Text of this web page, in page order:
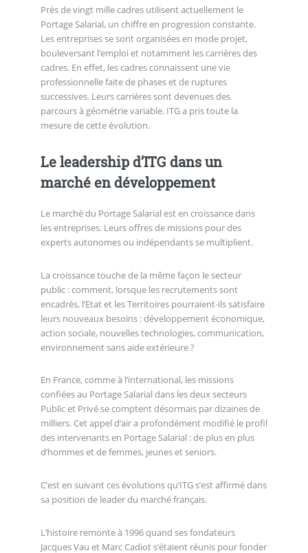
Près de vingt mille cadres utilisent actuellement le
Portage Salarial, un chiffre en progression constante.
Les entreprises se sont organisées en mode projet,
bouleversant l’emploi et notamment les carrières des
cadres. En effet, les cadres connaissent une vie
professionnelle faite de phases et de ruptures
successives. Leurs carrières sont devenues des
parcours à géométrie variable. ITG a pris toute la
mesure de cette évolution.
Le leadership d’ITG dans un
marché en développement
Le marché du Portage Salarial est en croissance dans
les entreprises. Leurs offres de missions pour des
experts autonomes ou indépendants se multiplient.
La croissance touche de la même façon le secteur
public : comment, lorsque les recrutements sont
encadrés, l’Etat et les Territoires pourraient-ils satisfaire
leurs nouveaux besoins : développement économique,
action sociale, nouvelles technologies, communication,
environnement sans aide extérieure ?
En France, comme à l’international, les missions
confiées au Portage Salarial dans les deux secteurs
Public et Privé se comptent désormais par dizaines de
milliers. Cet appel d’air a profondément modifié le profil
des intervenants en Portage Salarial : de plus en plus
d’hommes et de femmes, jeunes et seniors.
C’est en suivant ces évolutions qu’ITG s’est affirmé dans
sa position de leader du marché français.
L’histoire remonte à 1996 quand ses fondateurs
Jacques Vau et Marc Cadiot s’étaient réunis pour fonder